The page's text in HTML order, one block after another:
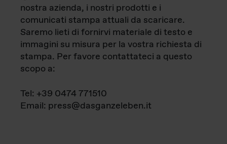
nostra azienda, i nostri prodotti e i
comunicati stampa attuali da scaricare.
Saremo lieti di fornirvi materiale di testo e
immagini su misura per la vostra richiesta di
stampa. Per favore contattateci a questo
scopo a:
Tel: +39 0474 771510
Email: press@dasganzeleben.it